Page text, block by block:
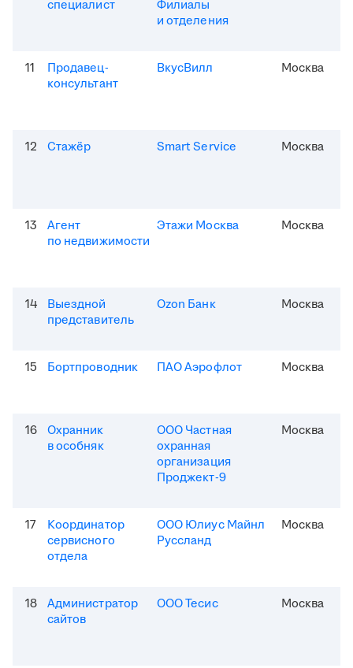
специалист
Филиалы
и отделения
11
Продавец-
консультант
ВкусВилл Москва
12 Стажёр Smart Service Москва
13
Агент
по недвижимости
Этажи Москва Москва
14
Выездной
представитель
Ozon Банк Москва
15 Бортпроводник ПАО Аэрофлот Москва
16
Охранник
в особняк
ООО Частная
охранная
организация
Проджект-9
Москва
17
Координатор
сервисного
отдела
ООО Юлиус Майнл
Руссланд
Москва
18
Администратор
сайтов
ООО Тесис Москва